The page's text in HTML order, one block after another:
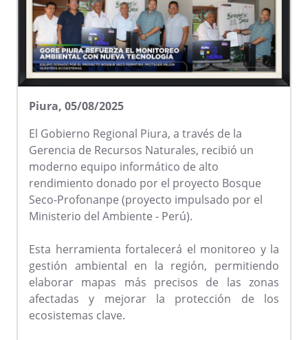
Piura, 05/08/2025
El Gobierno Regional Piura, a través de la
Gerencia de Recursos Naturales, recibió un
moderno equipo informático de alto
rendimiento donado por el proyecto Bosque
Seco-Profonanpe (proyecto impulsado por el
Ministerio del Ambiente - Perú).
Esta herramienta fortalecerá el monitoreo y la
gestión ambiental en la región, permitiendo
elaborar mapas más precisos de las zonas
afectadas y mejorar la protección de los
ecosistemas clave.